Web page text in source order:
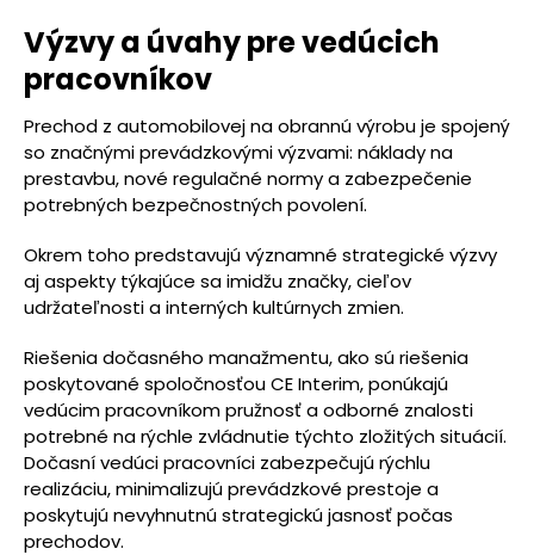
Výzvy a úvahy pre vedúcich
pracovníkov
Prechod z automobilovej na obrannú výrobu je spojený
so značnými prevádzkovými výzvami: náklady na
prestavbu, nové regulačné normy a zabezpečenie
potrebných bezpečnostných povolení.
Okrem toho predstavujú významné strategické výzvy
aj aspekty týkajúce sa imidžu značky, cieľov
udržateľnosti a interných kultúrnych zmien.
Riešenia dočasného manažmentu, ako sú riešenia
poskytované spoločnosťou CE Interim, ponúkajú
vedúcim pracovníkom pružnosť a odborné znalosti
potrebné na rýchle zvládnutie týchto zložitých situácií.
Dočasní vedúci pracovníci zabezpečujú rýchlu
realizáciu, minimalizujú prevádzkové prestoje a
poskytujú nevyhnutnú strategickú jasnosť počas
prechodov.